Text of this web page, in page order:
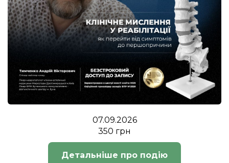
07.09.2026
350 грн
Детальніше про подію